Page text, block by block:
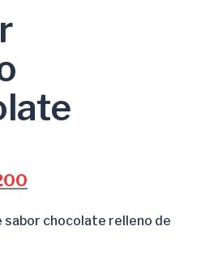
precio
actual
es:
sabor chocolate relleno de